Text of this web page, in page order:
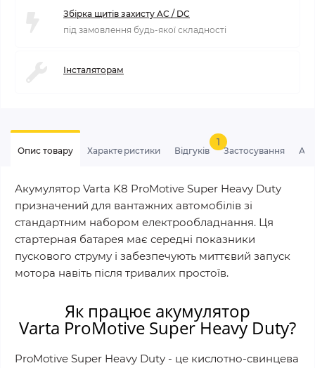
Збірка щитів захисту AC / DC
під замовлення будь-якої складності
Інсталяторам
Опис товару Характеристики Відгуків
1
Застосування
Акумулятор Varta K8 ProMotive Super Heavy Duty
призначений для вантажних автомобілів зі
стандартним набором електрообладнання. Ця
стартерная батарея має середні показники
пускового струму і забезпечують миттєвий запуск
мотора навіть після тривалих простоїв.
Як працює акумулятор
Varta ProMotive Super Heavy Duty?
ProMotive Super Heavy Duty - це кислотно-свинцева